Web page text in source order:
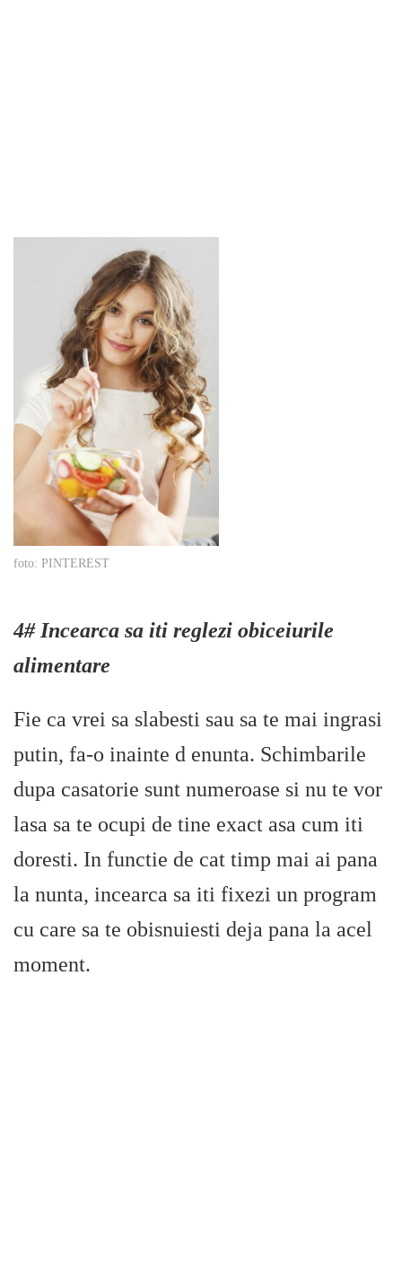
foto: PINTEREST
4# Incearca sa iti reglezi obiceiurile
alimentare
Fie ca vrei sa slabesti sau sa te mai ingrasi
putin, fa-o inainte d enunta. Schimbarile
dupa casatorie sunt numeroase si nu te vor
lasa sa te ocupi de tine exact asa cum iti
doresti. In functie de cat timp mai ai pana
la nunta, incearca sa iti fixezi un program
cu care sa te obisnuiesti deja pana la acel
moment.